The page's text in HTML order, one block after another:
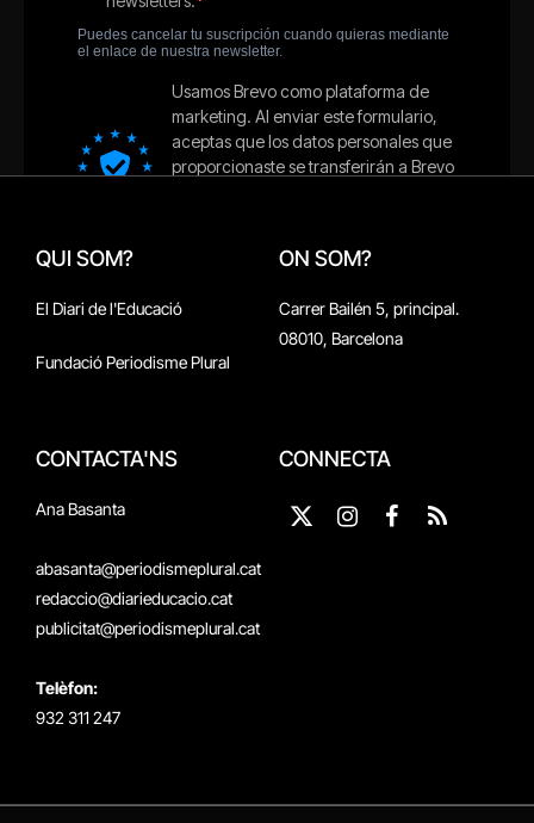
QUI SOM?
El Diari de l'Educació
Fundació Periodisme Plural
ON SOM?
Carrer Bailén 5, principal.
08010, Barcelona
CONTACTA'NS
Ana Basanta
abasanta@periodismeplural.cat
redaccio@diarieducacio.cat
publicitat@periodismeplural.cat
Telèfon:
932 311 247
CONNECTA
X
InstagramFacebook
RSS